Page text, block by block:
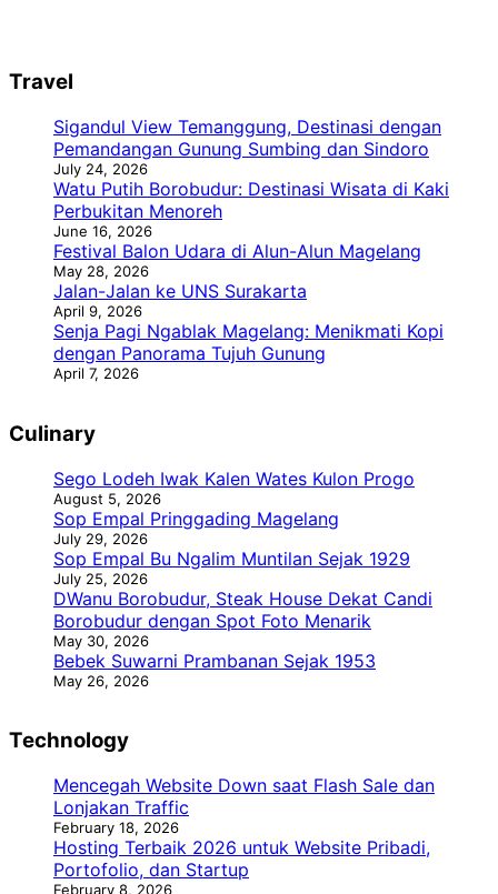
Travel
Sigandul View Temanggung, Destinasi dengan
Pemandangan Gunung Sumbing dan Sindoro
July 24, 2026
Watu Putih Borobudur: Destinasi Wisata di Kaki
Perbukitan Menoreh
June 16, 2026
Festival Balon Udara di Alun-Alun Magelang
May 28, 2026
Jalan-Jalan ke UNS Surakarta
April 9, 2026
Senja Pagi Ngablak Magelang: Menikmati Kopi
dengan Panorama Tujuh Gunung
April 7, 2026
Culinary
Sego Lodeh Iwak Kalen Wates Kulon Progo
August 5, 2026
Sop Empal Pringgading Magelang
July 29, 2026
Sop Empal Bu Ngalim Muntilan Sejak 1929
July 25, 2026
DWanu Borobudur, Steak House Dekat Candi
Borobudur dengan Spot Foto Menarik
May 30, 2026
Bebek Suwarni Prambanan Sejak 1953
May 26, 2026
Technology
Mencegah Website Down saat Flash Sale dan
Lonjakan Traffic
February 18, 2026
Hosting Terbaik 2026 untuk Website Pribadi,
Portofolio, dan Startup
February 8, 2026